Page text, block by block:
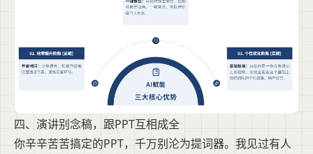
四、演讲别念稿，跟PPT互相成全
你辛辛苦苦搞定的PPT，千万别沦为提词器。我见过有人